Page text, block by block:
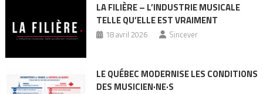
LA FILIÈRE – L’INDUSTRIE MUSICALE
TELLE QU’ELLE EST VRAIMENT
18 avril 2026 Sincever
LE QUÉBEC MODERNISE LES CONDITIONS
DES MUSICIEN·NE·S